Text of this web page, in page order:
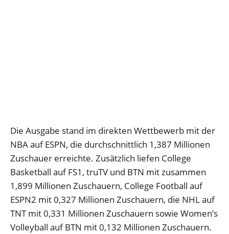
Die Ausgabe stand im direkten Wettbewerb mit der
NBA auf ESPN, die durchschnittlich 1,387 Millionen
Zuschauer erreichte. Zusätzlich liefen College
Basketball auf FS1, truTV und BTN mit zusammen
1,899 Millionen Zuschauern, College Football auf
ESPN2 mit 0,327 Millionen Zuschauern, die NHL auf
TNT mit 0,331 Millionen Zuschauern sowie Women’s
Volleyball auf BTN mit 0,132 Millionen Zuschauern.